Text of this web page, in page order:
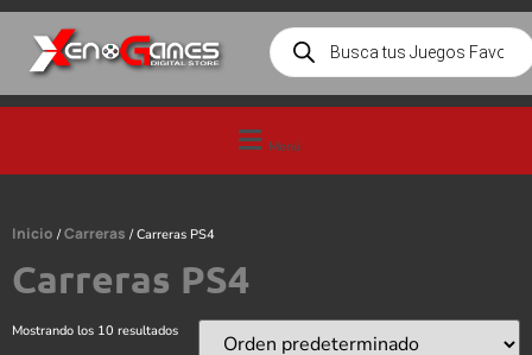
Menú
Inicio /Carreras / Carreras PS4
Carreras PS4
Mostrando los 10 resultados